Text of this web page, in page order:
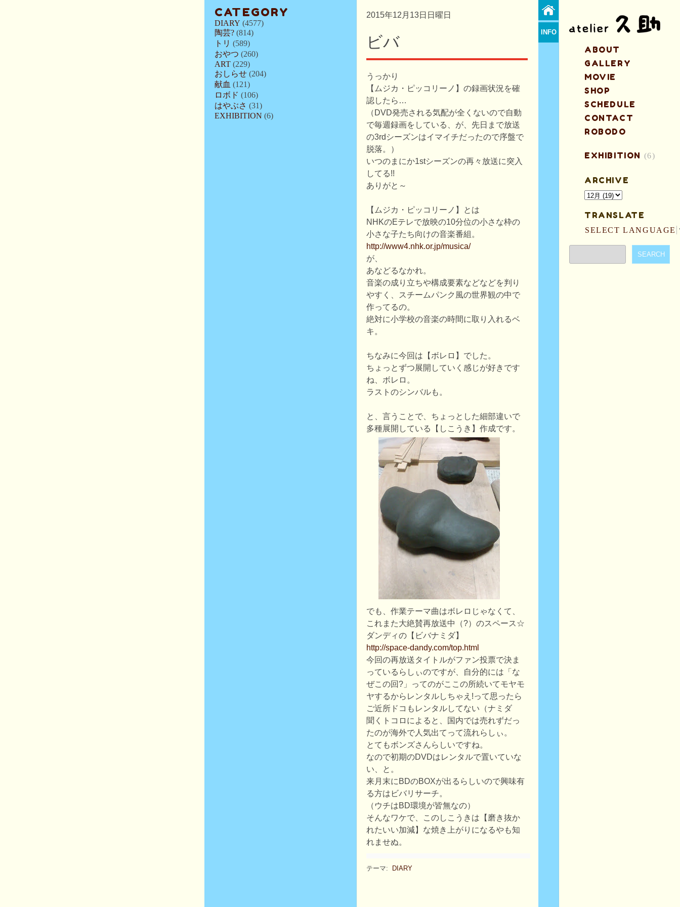
CATEGORY
DIARY (4577)
陶芸? (814)
トリ (589)
おやつ (260)
ART (229)
おしらせ (204)
献血 (121)
ロボド (106)
はやぶさ (31)
EXHIBITION (6)
2015年12月13日日曜日
ビバ
うっかり
【ムジカ・ピッコリーノ】の録画状況を確
認したら…
（DVD発売される気配が全くないので自動
で毎週録画をしている、が、先日まで放送
の3rdシーズンはイマイチだったので序盤で
脱落。）
いつのまにか1stシーズンの再々放送に突入
してる!!
ありがと～
【ムジカ・ピッコリーノ】とは
NHKのEテレで放映の10分位の小さな枠の
小さな子たち向けの音楽番組。
http://www4.nhk.or.jp/musica/
が、
あなどるなかれ。
音楽の成り立ちや構成要素などなどを判り
やすく、スチームパンク風の世界観の中で
作ってるの。
絶対に小学校の音楽の時間に取り入れるベ
キ。
ちなみに今回は【ボレロ】でした。
ちょっとずつ展開していく感じが好きです
ね、ボレロ。
ラストのシンバルも。
と、言うことで、ちょっとした細部違いで
多種展開している【しこうき】作成です。
でも、作業テーマ曲はボレロじゃなくて、
これまた大絶賛再放送中（?）のスペース☆
ダンディの【ビバナミダ】
http://space-dandy.com/top.html
今回の再放送タイトルがファン投票で決ま
っているらしぃのですが、自分的には「な
ぜこの回?」ってのがここの所続いてモヤモ
ヤするからレンタルしちゃえ!って思ったら
ご近所ドコもレンタルしてない（ナミダ
聞くトコロによると、国内では売れずだっ
たのが海外で人気出てって流れらしぃ。
とてもボンズさんらしいですね。
なので初期のDVDはレンタルで置いていな
い、と。
来月末にBDのBOXが出るらしいので興味有
る方はビバリサーチ。
（ウチはBD環境が皆無なの）
そんなワケで、このしこうきは【磨き抜か
れたいい加減】な焼き上がりになるやも知
れませぬ。
テーマ: DIARY
INFO
ABOUT
GALLERY
MOVIE
SHOP
SCHEDULE
CONTACT
ROBODO
EXHIBITION (6)
ARCHIVE
TRANSLATE
SELECT LANGUAGE